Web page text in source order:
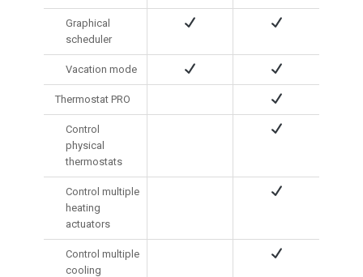
Graphical
scheduler
Vacation mode
Thermostat PRO
Control
physical
thermostats
Control multiple
heating
actuators
Control multiple
cooling